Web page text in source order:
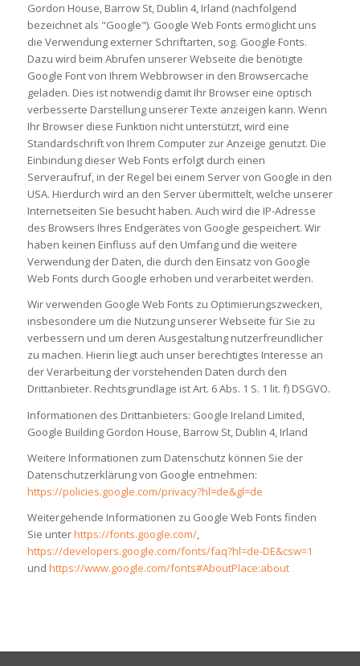
Gordon House, Barrow St, Dublin 4, Irland (nachfolgend
bezeichnet als "Google"). Google Web Fonts ermöglicht uns
die Verwendung externer Schriftarten, sog. Google Fonts.
Dazu wird beim Abrufen unserer Webseite die benötigte
Google Font von Ihrem Webbrowser in den Browsercache
geladen. Dies ist notwendig damit Ihr Browser eine optisch
verbesserte Darstellung unserer Texte anzeigen kann. Wenn
Ihr Browser diese Funktion nicht unterstützt, wird eine
Standardschrift von Ihrem Computer zur Anzeige genutzt. Die
Einbindung dieser Web Fonts erfolgt durch einen
Serveraufruf, in der Regel bei einem Server von Google in den
USA. Hierdurch wird an den Server übermittelt, welche unserer
Internetseiten Sie besucht haben. Auch wird die IP-Adresse
des Browsers Ihres Endgerätes von Google gespeichert. Wir
haben keinen Einfluss auf den Umfang und die weitere
Verwendung der Daten, die durch den Einsatz von Google
Web Fonts durch Google erhoben und verarbeitet werden.
Wir verwenden Google Web Fonts zu Optimierungszwecken,
insbesondere um die Nutzung unserer Webseite für Sie zu
verbessern und um deren Ausgestaltung nutzerfreundlicher
zu machen. Hierin liegt auch unser berechtigtes Interesse an
der Verarbeitung der vorstehenden Daten durch den
Drittanbieter. Rechtsgrundlage ist Art. 6 Abs. 1 S. 1 lit. f) DSGVO.
Informationen des Drittanbieters: Google Ireland Limited,
Google Building Gordon House, Barrow St, Dublin 4, Irland
Weitere Informationen zum Datenschutz können Sie der
Datenschutzerklärung von Google entnehmen:
https://policies.google.com/privacy?hl=de&gl=de
Weitergehende Informationen zu Google Web Fonts finden
Sie unterhttps://fonts.google.com/,
https://developers.google.com/fonts/faq?hl=de-DE&csw=1
und https://www.google.com/fonts#AboutPlace:about